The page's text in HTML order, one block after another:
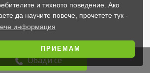
и тяхното поведение. Ако
да научите повече, прочетете тук -
информация
ПРИЕМАМ
Обади се